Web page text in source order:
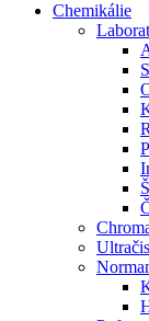
Chemikálie